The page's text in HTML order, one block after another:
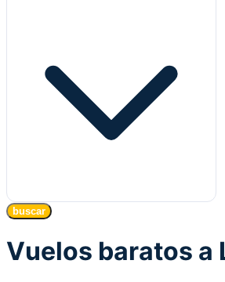
buscar
Vuelos baratos a